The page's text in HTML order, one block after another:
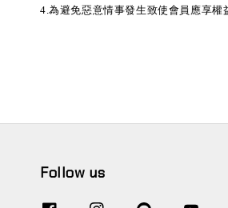
4.為避免惡意情事發生致使會員應享
Follow us